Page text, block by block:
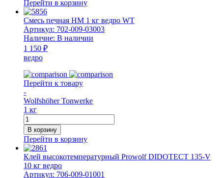
печная
НМ
5
кг
ведро
WT
Перейти в корзину
Смесь печная НМ 1 кг ведро WT
Артикул: 702-009-03003
Наличие: В наличии
1 150 ₽
ведро
Перейти к товару
-
Wolfshöher Tonwerke
1 кг
Количество
товара
Смесь
печная
НМ
1
кг
В корзину
Перейти в корзину
Клей высокотемпературный Prowolf DIDOTECT 135-V
10 кг ведро
Артикул: 706-009-01001